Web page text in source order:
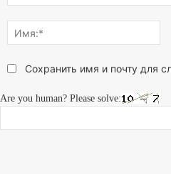
что
думаете...
Сохранить имя и почту для
Are you human? Please solve: